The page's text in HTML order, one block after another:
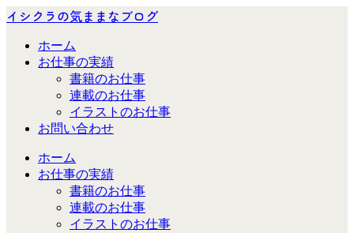
イシクラの気ままなブログ
ホーム
お仕事の実績
書籍のお仕事
連載のお仕事
イラストのお仕事
お問い合わせ
ホーム
お仕事の実績
書籍のお仕事
連載のお仕事
イラストのお仕事